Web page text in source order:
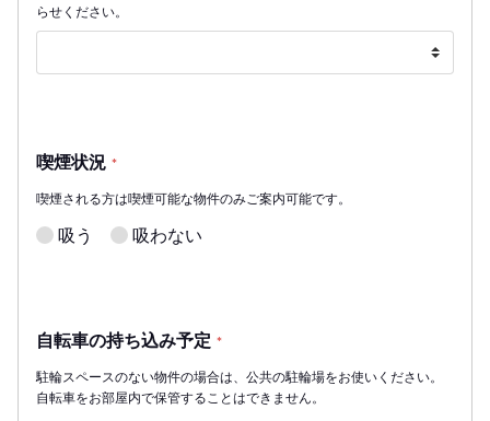
らせください。
喫煙状況 *
喫煙される方は喫煙可能な物件のみご案内可能です。
吸う 吸わない
自転車の持ち込み予定 *
駐輪スペースのない物件の場合は、公共の駐輪場をお使いください。
自転車をお部屋内で保管することはできません。